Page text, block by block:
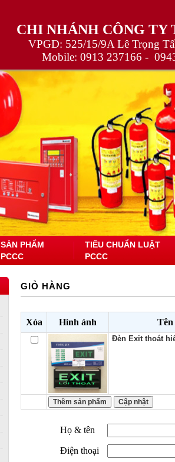
CHI NHÁNH CÔNG TY
VPGD: 525/15/9A Lê Trọng
Mobile: 0913 237166 -
SẢN PHẨM
PCCC
TIÊU CHUẨN LUẬT
PCCC
GIỎ HÀNG
Xóa Hình ảnh Tên
Đèn Exit thoát
Họ & tên
Điện thoại